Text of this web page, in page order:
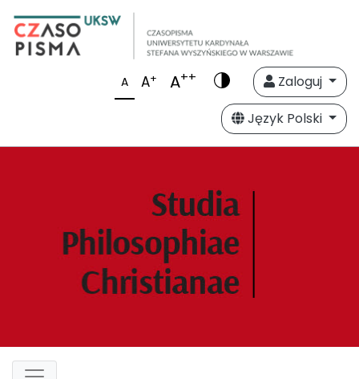
A A+ A++
Zaloguj
Język Polski